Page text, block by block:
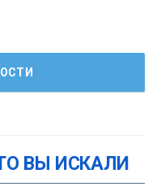
ВЫ ИСКАЛИ